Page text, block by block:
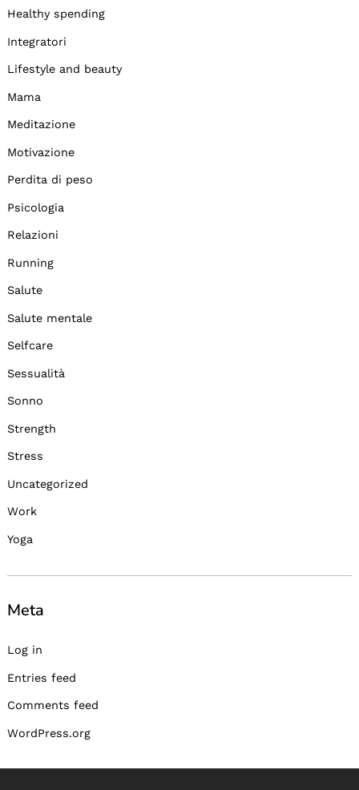
Healthy spending
Integratori
Lifestyle and beauty
Mama
Meditazione
Motivazione
Perdita di peso
Psicologia
Relazioni
Running
Salute
Salute mentale
Selfcare
Sessualità
Sonno
Strength
Stress
Uncategorized
Work
Yoga
Meta
Log in
Entries feed
Comments feed
WordPress.org